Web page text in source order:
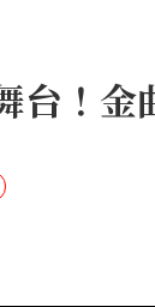
台！